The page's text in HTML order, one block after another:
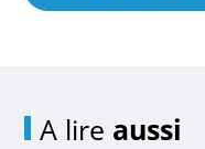
A lire aussi